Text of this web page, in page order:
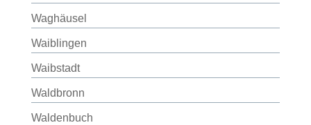
Waghäusel
Waiblingen
Waibstadt
Waldbronn
Waldenbuch